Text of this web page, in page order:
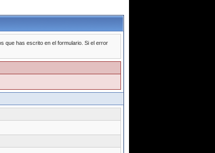
que has escrito en el formulario. Si el error